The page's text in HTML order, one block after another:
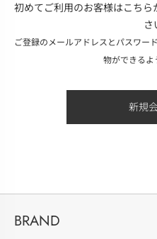
初めてご利用のお客様はこち
さ
ご登録のメールアドレスとパスワー
物ができるよ
BRAND